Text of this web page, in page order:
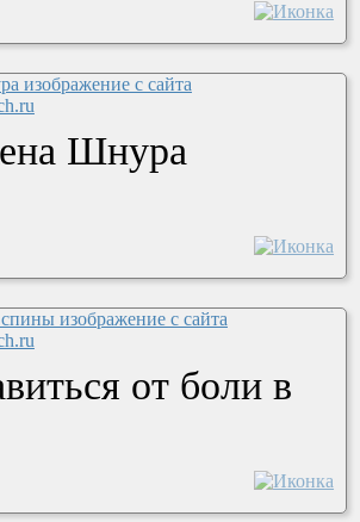
Шнура
от боли в